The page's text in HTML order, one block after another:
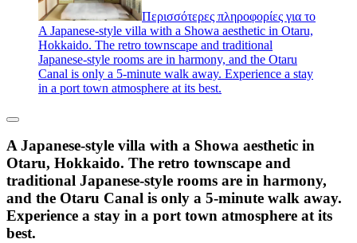
Περισσότερες πληροφορίες για το
A Japanese-style villa with a Showa aesthetic in Otaru,
Hokkaido. The retro townscape and traditional
Japanese-style rooms are in harmony, and the Otaru
Canal is only a 5-minute walk away. Experience a stay
in a port town atmosphere at its best.
A Japanese-style villa with a Showa aesthetic in
Otaru, Hokkaido. The retro townscape and
traditional Japanese-style rooms are in harmony,
and the Otaru Canal is only a 5-minute walk away.
Experience a stay in a port town atmosphere at its
best.